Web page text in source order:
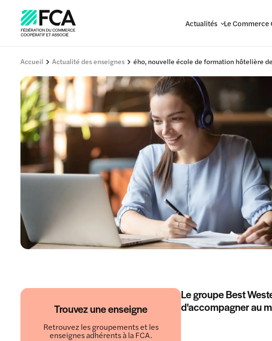
Actualités Le
Accueil Actualité des enseignes ého, nouvelle école de formation hôtelière
Trouvez une enseigne
Retrouvez les groupements et les
enseignes adhérents à la FCA.
Le groupe Best
d'accompagner au